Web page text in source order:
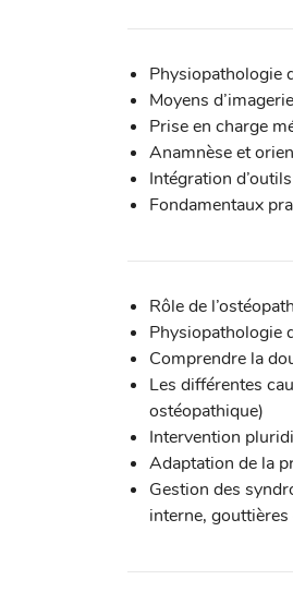
Physiopathologie
Moyens
Prise en charge
Anamnèse et
Intégration
Fondamentaux
Rôle de
Physiopathologie
Comprendre la
Les différentes
ostéopathique)
Intervention
Adaptation de la
Gestion des
interne,